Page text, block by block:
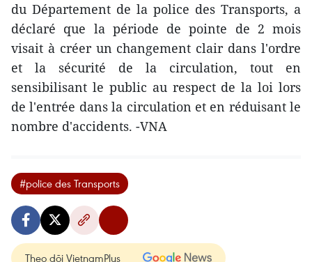
du Département de la police des Transports, a
déclaré que la période de pointe de 2 mois
visait à créer un changement clair dans l'ordre
et la sécurité de la circulation, tout en
sensibilisant le public au respect de la loi lors
de l'entrée dans la circulation et en réduisant le
nombre d'accidents. -VNA
#police des Transports
Theo dõi VietnamPlus